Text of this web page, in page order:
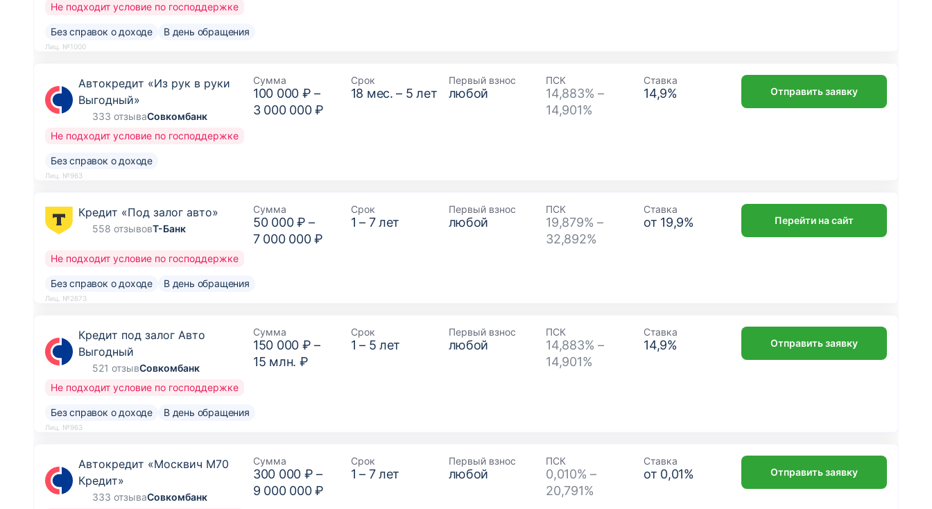
Не подходит условие по господдержке
Без справок о доходе В день обращения
Лиц. №1000
Автокредит «Из рук в руки
Выгодный»
333 отзываСовкомбанк
Сумма
100 000 ₽ –
3 000 000 ₽
Срок
18 мес. – 5 лет
Первый взнос
любой
ПСК
14,883% –
14,901%
Ставка
14,9%
Не подходит условие по господдержке
Без справок о доходе
Отправить заявку
Лиц. №963
Кредит «Под залог авто»
558 отзывовТ-Банк
Сумма
50 000 ₽ –
7 000 000 ₽
Срок
1 – 7лет
Первый взнос
любой
ПСК
19,879% –
32,892%
Ставка
от 19,9%
Не подходит условие по господдержке
Без справок о доходе В день обращения
Перейти на сайт
Лиц. №2673
Кредит под залог Авто
Выгодный
521 отзывСовкомбанк
Сумма
150 000 ₽ –
15 млн. ₽
Срок
1 – 5 лет
Первый взнос
любой
ПСК
14,883% –
14,901%
Ставка
14,9%
Не подходит условие по господдержке
Без справок о доходе В день обращения
Отправить заявку
Лиц. №963
Автокредит «Москвич М70
Кредит»
333 отзываСовкомбанк
Сумма
300 000 ₽ –
9 000 000 ₽
Срок
1 – 7лет
Первый взнос
любой
ПСК
0,010% –
20,791%
Ставка
от 0,01% Отправить заявку